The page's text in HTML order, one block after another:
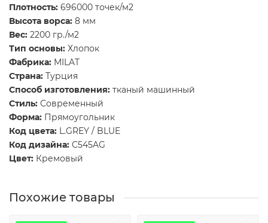
Плотность: 696000 точек/м2
Высота ворса: 8 мм
Вес: 2200 гр./м2
Тип основы: Хлопок
Фабрика: MILAT
Страна: Турция
Способ изготовления: тканый машинный
Стиль: Современный
Форма: Прямоугольник
Код цвета: L.GREY / BLUE
Код дизайна: C545AG
Цвет: Кремовый
Похожие товары